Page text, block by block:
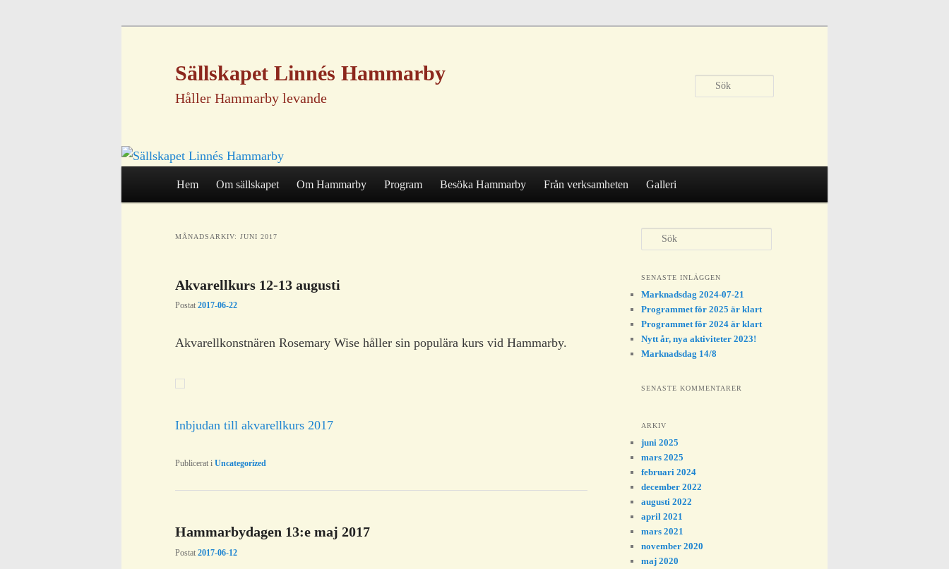
Sällskapet Linnés Hammarby
Håller Hammarby levande
Hoppa
till
huvudinnehåll
Hoppa
till
sekundärt
innehåll
Hem Om sällskapet Om Hammarby Program Besöka Hammarby Från verksamheten Galleri
MÅNADSARKIV: JUNI 2017
Akvarellkurs 12-13 augusti
Postat 2017-06-22
Akvarellkonstnären Rosemary Wise håller sin populära kurs vid Hammarby.
Inbjudan till akvarellkurs 2017
Publicerat i Uncategorized
Hammarbydagen 13:e maj 2017
Postat 2017-06-12
SENASTE INLÄGGEN
Marknadsdag 2024-07-21
Programmet för 2025 är klart
Programmet för 2024 är klart
Nytt år, nya aktiviteter 2023!
Marknadsdag 14/8
SENASTE KOMMENTARER
ARKIV
juni 2025
mars 2025
februari 2024
december 2022
augusti 2022
april 2021
mars 2021
november 2020
maj 2020